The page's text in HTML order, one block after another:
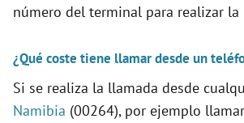
número del terminal para realizar la
¿Qué coste tiene llamar desde un
Si se realiza la llamada desde
Namibia (00264), por ejemplo